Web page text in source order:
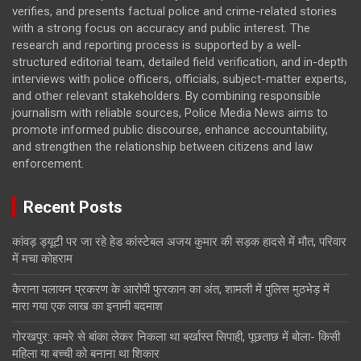
verifies, and presents factual police and crime-related stories
with a strong focus on accuracy and public interest. The
research and reporting process is supported by a well-
structured editorial team, detailed field verification, and in-depth
interviews with police officers, officials, subject-matter experts,
and other relevant stakeholders. By combining responsible
journalism with reliable sources, Police Media News aims to
promote informed public discourse, enhance accountability,
and strengthen the relationship between citizens and law
enforcement.
Recent Posts
कांवड़ ड्यूटी पर जा रहे हेड कांस्टेबल अजय कुमार की सड़क हादसे में मौत, परिवार
में मचा कोहराम
कैराना पलायन प्रकरण के आरोपी फुरकान का अंत, शामली में पुलिस मुठभेड़ में
मारा गया एक लाख का इनामी बदमाश
गोरखपुर: कमरे से बांका लेकर निकला था बर्खास्त सिपाही, पूछताछ में बोला- किसी
महिला या बच्ची को बनाना था शिकार